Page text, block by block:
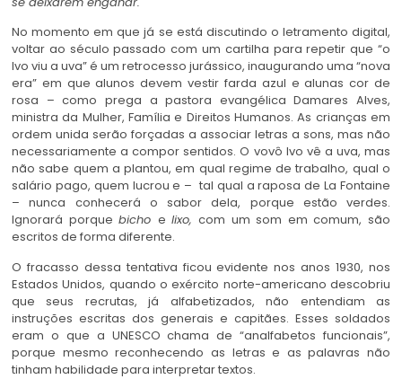
No momento em que já se está discutindo o letramento digital,
voltar ao século passado com um cartilha para repetir que “o
Ivo viu a uva” é um retrocesso jurássico, inaugurando uma “nova
era” em que alunos devem vestir farda azul e alunas cor de
rosa – como prega a pastora evangélica Damares Alves,
ministra da Mulher, Família e Direitos Humanos. As crianças em
ordem unida serão forçadas a associar letras a sons, mas não
necessariamente a compor sentidos. O vovô Ivo vê a uva, mas
não sabe quem a plantou, em qual regime de trabalho, qual o
salário pago, quem lucrou e – tal qual a raposa de La Fontaine
– nunca conhecerá o sabor dela, porque estão verdes.
Ignorará porquebicho elixo, com um som em comum, são
escritos de forma diferente.
O fracasso dessa tentativa ficou evidente nos anos 1930, nos
Estados Unidos, quando o exército norte-americano descobriu
que seus recrutas, já alfabetizados, não entendiam as
instruções escritas dos generais e capitães. Esses soldados
eram o que a UNESCO chama de “analfabetos funcionais”,
porque mesmo reconhecendo as letras e as palavras não
tinham habilidade para interpretar textos.